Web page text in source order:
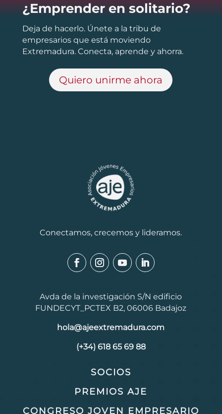
¿Emprender en solitario?
Deja de hacerlo. Únete a la tribu de
empresarios que está moviendo
Extremadura. Conecta, aprende y ahorra.
Quiero unirme ahora
Conectamos, crecemos y lideramos.
Avda de la investigación S/N edificio
FUNDECYT_PCTEX B2, 06006 Badajoz
hola@ajeextremadura.com
(+34) 618 65 69 88
SOCIOS
PREMIOS AJE
CONGRESO JOVEN EMPRESARIO